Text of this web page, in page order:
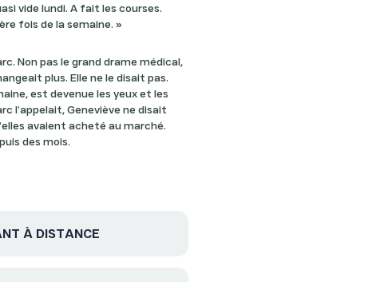
vide lundi. A fait les courses.
fois de la semaine. »
Non pas le grand drame médical,
plus. Elle ne le disait pas.
est devenue les yeux et les
l’appelait, Geneviève ne disait
avaient acheté au marché.
des mois.
À DISTANCE